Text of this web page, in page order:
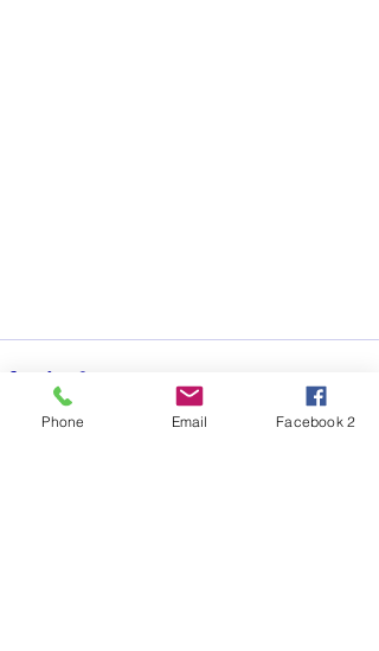
Phone Email Facebook 2